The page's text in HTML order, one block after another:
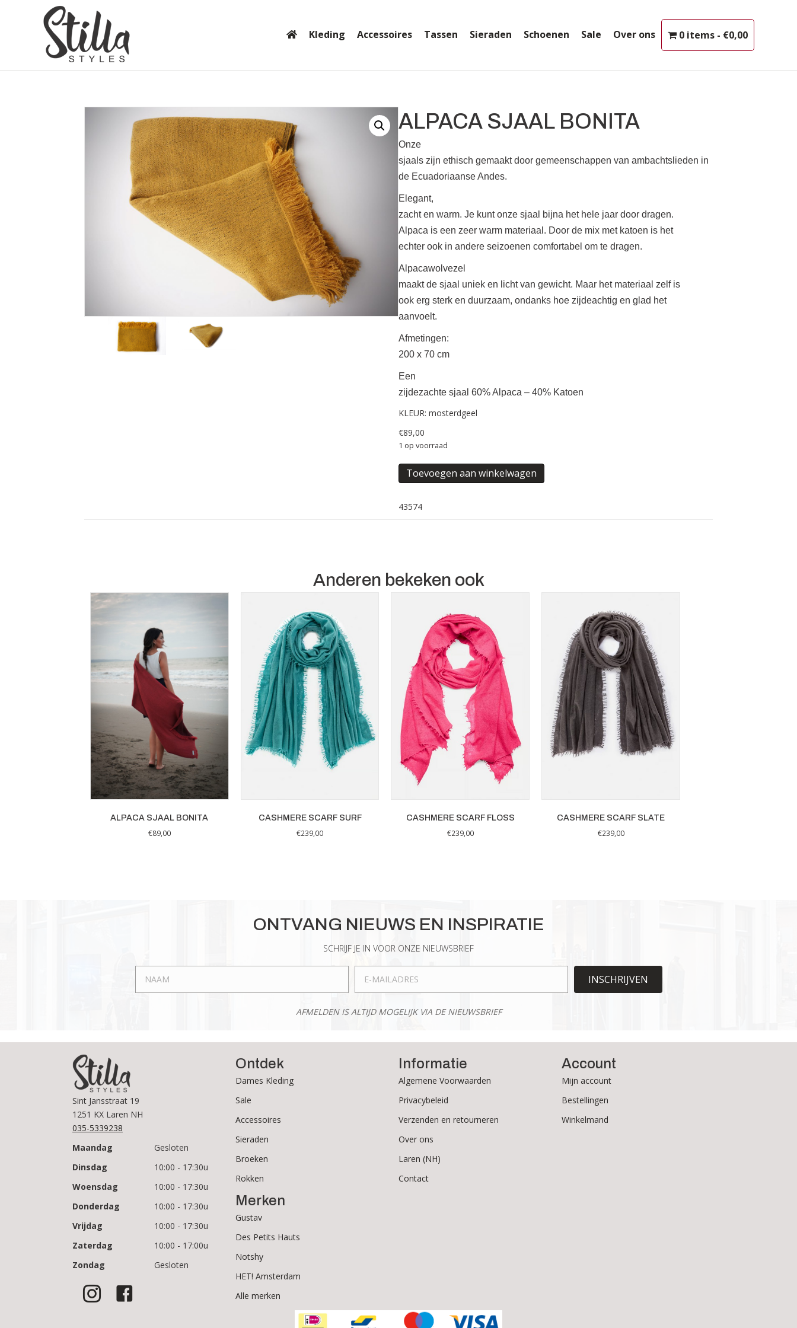
Kleding Accessoires Tassen Sieraden Schoenen Sale Over ons 0 items €0,00
ALPACA SJAAL BONITA
Onze
sjaals zijn ethisch gemaakt door gemeenschappen van ambachtslieden in
de Ecuadoriaanse Andes.
Elegant,
zacht en warm. Je kunt onze sjaal bijna het hele jaar door dragen.
Alpaca is een zeer warm materiaal. Door de mix met katoen is het
echter ook in andere seizoenen comfortabel om te dragen.
Alpacawolvezel
maakt de sjaal uniek en licht van gewicht. Maar het materiaal zelf is
ook erg sterk en duurzaam, ondanks hoe zijdeachtig en glad het
aanvoelt.
Afmetingen:
200 x 70 cm
Een
zijdezachte sjaal 60% Alpaca – 40% Katoen
KLEUR: mosterdgeel
€89,00
1 op voorraad
ALPACA
SJAAL
aantal
Toevoegen aan winkelwagen
43574
Anderen bekeken ook
ALPACA SJAAL BONITA
€89,00
CASHMERE SCARF SURF
€239,00
CASHMERE SCARF FLOSS
€239,00
CASHMERE SCARF SLATE
€239,00
ONTVANG NIEUWS EN INSPIRATIE
SCHRIJF JE IN VOOR ONZE NIEUWSBRIEF
INSCHRIJVEN
AFMELDEN IS ALTIJD MOGELIJK VIA DE NIEUWSBRIEF
Sint Jansstraat 19
1251 KX Laren NH
035-5339238
Maandag
Gesloten
Dinsdag
10:00 - 17:30u
Woensdag
10:00 - 17:30u
Donderdag
10:00 - 17:30u
Vrijdag
10:00 - 17:30u
Zaterdag
10:00 - 17:00u
Zondag
Gesloten
Ontdek
Dames Kleding
Sale
Accessoires
Sieraden
Broeken
Rokken
Merken
Gustav
Des Petits Hauts
Notshy
HET! Amsterdam
Alle merken
Informatie
Algemene Voorwaarden
Privacybeleid
Verzenden en retourneren
Over ons
Laren (NH)
Contact
Account
Mijn account
Bestellingen
Winkelmand